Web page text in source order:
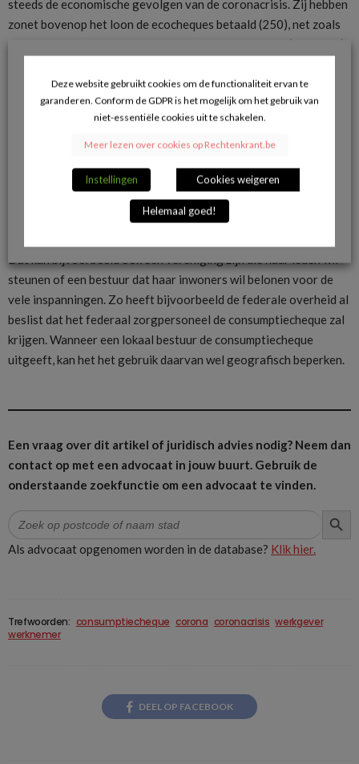
steeds de economische gevolgen van de coronacrisis. Zij hebben
zonet bovenop het loon de ecocheques betaald (250), net zoals
de premie voor de bedienden van paritair comité 200 (265 euro)
vakantiegeld bij, waarbij de regering heeft beslist dat de
werkgever moet opdraaien voor hetvakantiegeld van de periode
van coronawerkloosheid. Veel werkgevers voelen zich dan ook
misnoegd dat de regering opnieuw beloftes doet die de
werkgever ofwel moet betalen ofwel moet ‘miskennen’.
Het KB maakt wel duidelijk dat niet alleen de werkgever
dergelijke consumptiecheques kan uitgeven. Iedereen die zich
Dat kan bijvoorbeeld ook een vereniging zijn die haar leden wil
steunen of een bestuur dat haar inwoners wil belonen voor de
vele inspanningen. Zo heeft bijvoorbeeld de federale overheid al
beslist dat het federaal zorgpersoneel de consumptiecheque zal
krijgen. Wanneer een lokaal bestuur de consumptiecheque
uitgeeft, kan het het gebruik daarvan wel geografisch beperken.
Een vraag over dit artikel of juridisch advies nodig? Neem dan
contact op met een advocaat in jouw buurt. Gebruik de
onderstaande zoekfunctie om een advocaat te vinden.
Zoek
naar:
Als advocaat opgenomen worden in de database? Klik hier.
Trefwoorden: consumptiecheque corona coronacrisis werkgever
werknemer
DEEL OP FACEBOOK
Deze website gebruikt cookies om de functionaliteit ervan te
garanderen. Conform de GDPR is het mogelijk om het gebruik van
niet-essentiële cookies uit te schakelen.
Meer lezen over cookies op Rechtenkrant.be
Instellingen Cookies weigeren
Helemaal goed!